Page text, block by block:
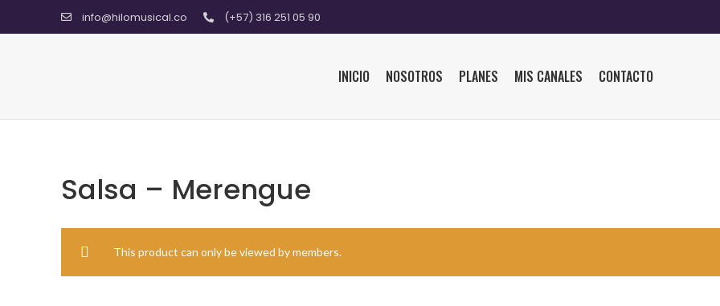
info@hilomusical.co (+57) 316 251 05 90
INICIO NOSOTROS PLANES MIS CANALES CONTACTO
Salsa – Merengue
This product can only be viewed by members.